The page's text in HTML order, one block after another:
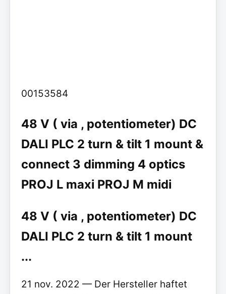
00153584
48 V ( via , potentiometer) DC
DALI PLC 2 turn & tilt 1 mount &
connect 3 dimming 4 optics
PROJ L maxi PROJ M midi
48 V ( via , potentiometer) DC
DALI PLC 2 turn & tilt 1 mount
...
21 nov. 2022 — Der Hersteller haftet